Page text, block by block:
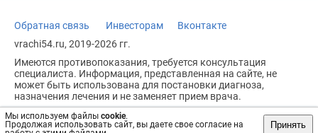
Мы используем файлы cookie.
Продолжая использовать сайт, вы даете свое согласие на
Принять
Обратная связь Инвесторам
Вконтакте
vrachi54.ru, 2019-2026 гг.
Имеются противопоказания, требуется консультация
специалиста. Информация, представленная на сайте, не
может быть использована для постановки диагноза,
назначения лечения и не заменяет прием врача.
Возрастное ограничение: 18+